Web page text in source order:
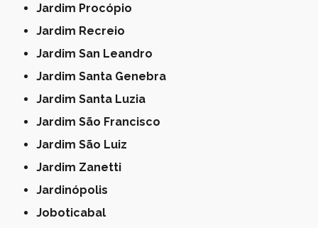
Jardim Procópio
Jardim Recreio
Jardim San Leandro
Jardim Santa Genebra
Jardim Santa Luzia
Jardim São Francisco
Jardim São Luiz
Jardim Zanetti
Jardinópolis
Joboticabal